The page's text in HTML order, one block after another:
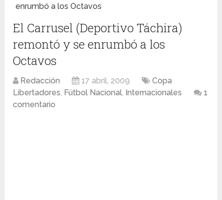
enrumbó a los Octavos
El Carrusel (Deportivo Táchira)
remontó y se enrumbó a los
Octavos
Redacción 17 abril, 2009
Copa
Libertadores, Fútbol Nacional, Internacionales
1
comentario